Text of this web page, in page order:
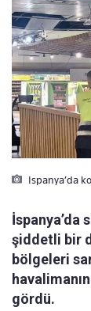
Ispanya’da
İspanya’da
şiddetli bir
bölgeleri
gördü.